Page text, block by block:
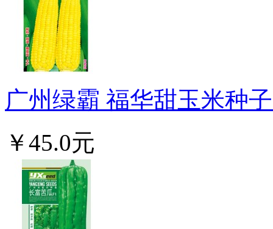
广州绿霸 福华甜玉米种
￥45.0元